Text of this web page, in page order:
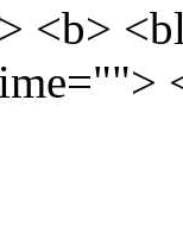
<b>